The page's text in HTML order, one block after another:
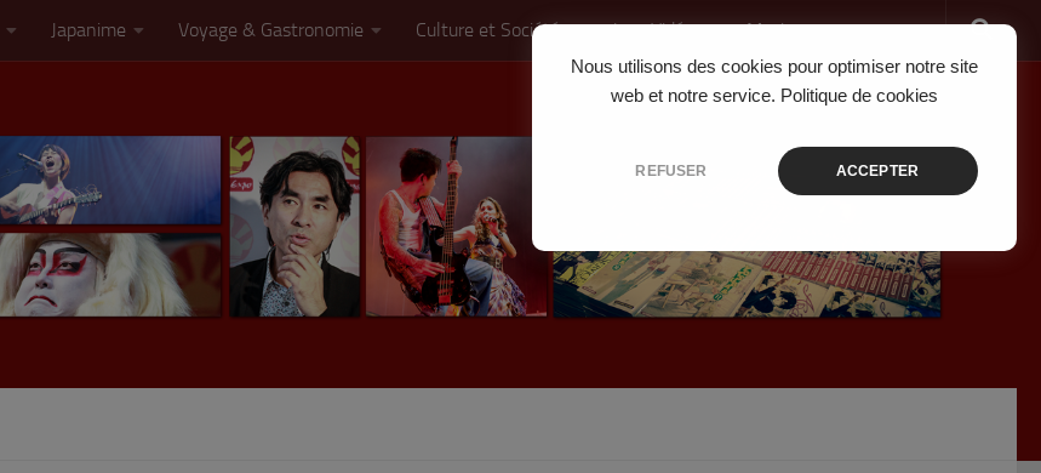
Nous utilisons des cookies pour optimiser notre site
web et notre service. Politique de cookies
REFUSER ACCEPTER
Japanime Voyage & Gastronomie Culture et Société Jeux Vidéo Musique